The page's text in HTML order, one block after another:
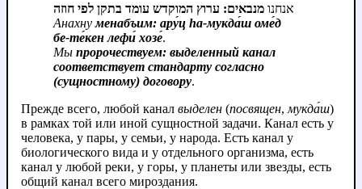
אנחנו מנבאים: ערוץ המוקדש עומד בתקן לפי חוזה
Анахнуменабъим: aру́ц hа‑мукда́ш оме́д
бе‑те́кен лефи́ хозе́.
Мы пророчествуем: выделенный канал
соответствует стандарту согласно
(сущностному) договору.
Прежде всего, любой канал выделен (посвящен, мукда́ш)
в рамках той или иной сущностной задачи. Канал есть у
человека, у пары, у семьи, у народа. Есть канал у
биологического вида и у отдельного организма, есть
канал у любой реки, у горы, у планеты или звезды, есть
общий канал всего мироздания.